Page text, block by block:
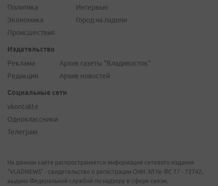
Политика
Экономика
Происшествия
Интервью
Город на ладони
Издательство
Реклама
Редакция
Архив газеты "Владивосток"
Архив новостей
Социальные сети
vkontakte
Одноклассники
Телеграм
На данном сайте распространяется информация сетевого издания
"VLADNEWS" - свидетельство о регистрации СМИ ЭЛ № ФС 77 - 72742,
выдано Федеральной службой по надзору в сфере связи,